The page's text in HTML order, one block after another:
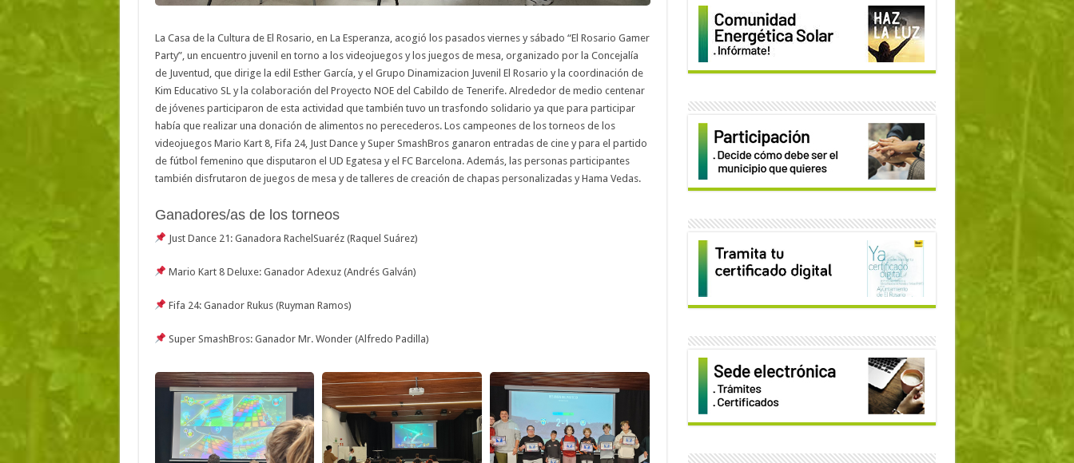
La Casa de la Cultura de El Rosario, en La Esperanza, acogió los pasados viernes y sábado “El Rosario Gamer
Party”, un encuentro juvenil en torno a los videojuegos y los juegos de mesa, organizado por la Concejalía
de Juventud, que dirige la edil Esther García, y el Grupo Dinamizacion Juvenil El Rosario y la coordinación de
Kim Educativo SL y la colaboración del Proyecto NOE del Cabildo de Tenerife. Alrededor de medio centenar
de jóvenes participaron de esta actividad que también tuvo un trasfondo solidario ya que para participar
había que realizar una donación de alimentos no perecederos. Los campeones de los torneos de los
videojuegos Mario Kart 8, Fifa 24, Just Dance y Super SmashBros ganaron entradas de cine y para el partido
de fútbol femenino que disputaron el UD Egatesa y el FC Barcelona. Además, las personas participantes
también disfrutaron de juegos de mesa y de talleres de creación de chapas personalizadas y Hama Vedas.
Ganadores/as de los torneos
Just Dance 21: Ganadora RachelSuaréz (Raquel Suárez)
Mario Kart 8 Deluxe: Ganador Adexuz (Andrés Galván)
Fifa 24: Ganador Rukus (Ruyman Ramos)
Super SmashBros: Ganador Mr. Wonder (Alfredo Padilla)